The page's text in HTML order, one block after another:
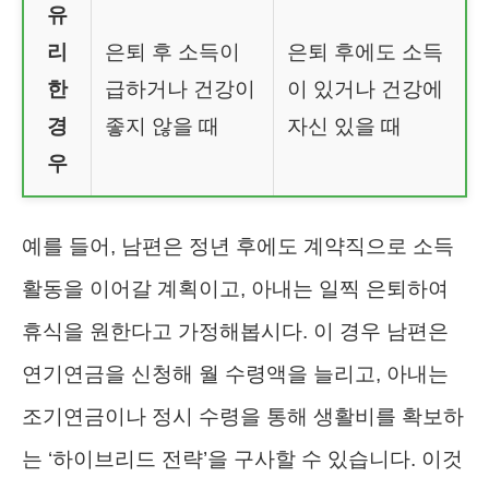
유
리
한
경
우
은퇴 후 소득이
급하거나 건강이
좋지 않을 때
은퇴 후에도 소득
이 있거나 건강에
자신 있을 때
예를 들어, 남편은 정년 후에도 계약직으로 소득
활동을 이어갈 계획이고, 아내는 일찍 은퇴하여
휴식을 원한다고 가정해봅시다. 이 경우 남편은
연기연금을 신청해 월 수령액을 늘리고, 아내는
조기연금이나 정시 수령을 통해 생활비를 확보하
는 ‘하이브리드 전략’을 구사할 수 있습니다. 이것